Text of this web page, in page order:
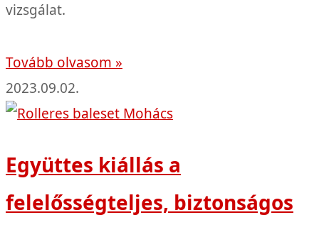
vizsgálat.
Tovább olvasom »
2023.09.02.
Együttes kiállás a
felelősségteljes, biztonságos